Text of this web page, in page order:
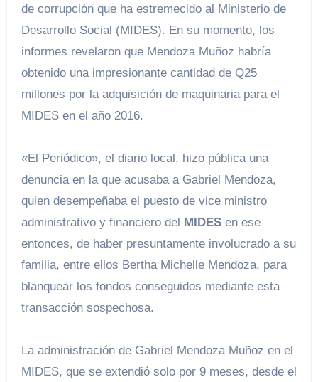
de corrupción que ha estremecido al Ministerio de
Desarrollo Social (MIDES). En su momento, los
informes revelaron que Mendoza Muñoz habría
obtenido una impresionante cantidad de Q25
millones por la adquisición de maquinaria para el
MIDES en el año 2016.
«El Periódico», el diario local, hizo pública una
denuncia en la que acusaba a Gabriel Mendoza,
quien desempeñaba el puesto de vice ministro
administrativo y financiero del
MIDESen ese
entonces, de haber presuntamente involucrado a su
familia, entre ellos Bertha Michelle Mendoza, para
blanquear los fondos conseguidos mediante esta
transacción sospechosa.
La administración de Gabriel Mendoza Muñoz en el
MIDES, que se extendió solo por 9 meses, desde el